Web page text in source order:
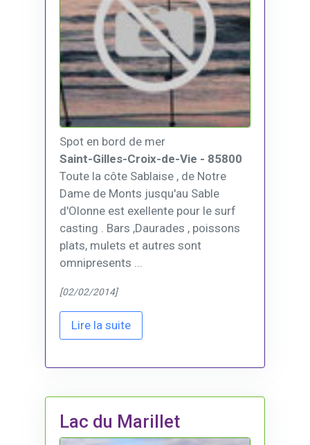
Spot en bord de mer
Saint-Gilles-Croix-de-Vie - 85800
Toute la côte Sablaise , de Notre
Dame de Monts jusqu'au Sable
d'Olonne est exellente pour le surf
casting . Bars ,Daurades , poissons
plats, mulets et autres sont
omnipresents ...
[02/02/2014]
Lire la suite
Lac du Marillet